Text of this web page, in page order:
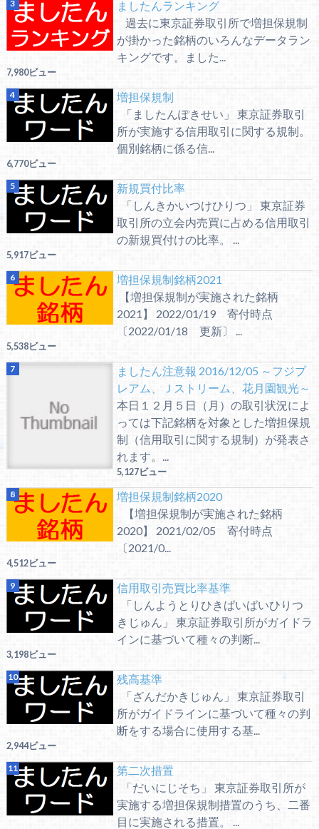
ましたんランキング
過去に東京証券取引所で増担保規制
が掛かった銘柄のいろんなデータラン
キングです。ました...
7,980ビュー
増担保規制
「ましたんぽきせい」 東京証券取引
所が実施する信用取引に関する規制。
個別銘柄に係る信...
6,770ビュー
新規買付比率
「しんきかいつけひりつ」 東京証券
取引所の立会内売買に占める信用取引
の新規買付けの比率。 ...
5,917ビュー
増担保規制銘柄2021
【増担保規制が実施された銘柄
2021】 2022/01/19 寄付時点
〔2022/01/18 更新〕 ...
5,538ビュー
ましたん注意報 2016/12/05 ～フジプ
レアム、Ｊストリーム、花月園観光～
本日１２月５日（月）の取引状況によ
っては下記銘柄を対象とした増担保規
制（信用取引に関する規制）が発表さ
れます。...
5,127ビュー
増担保規制銘柄2020
【増担保規制が実施された銘柄
2020】 2021/02/05 寄付時点
〔2021/0...
4,512ビュー
信用取引売買比率基準
「しんようとりひきばいばいひりつ
きじゅん」 東京証券取引所がガイドラ
インに基づいて種々の判断...
3,198ビュー
残高基準
「ざんだかきじゅん」 東京証券取引
所がガイドラインに基づいて種々の判
断をする場合に使用する基...
2,944ビュー
第二次措置
「だいにじそち」 東京証券取引所が
実施する増担保規制措置のうち、二番
目に実施される措置。 ...